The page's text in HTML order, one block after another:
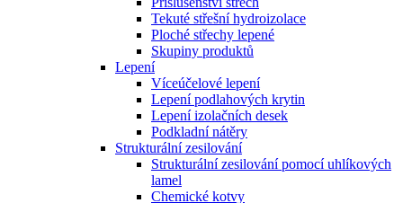
Tekuté střešní hydroizolace
Ploché střechy lepené
Skupiny produktů
Lepení
Víceúčelové lepení
Lepení podlahových krytin
Lepení izolačních desek
Podkladní nátěry
Strukturální zesilování
Strukturální zesilování pomocí uhlíkových
lamel
Chemické kotvy